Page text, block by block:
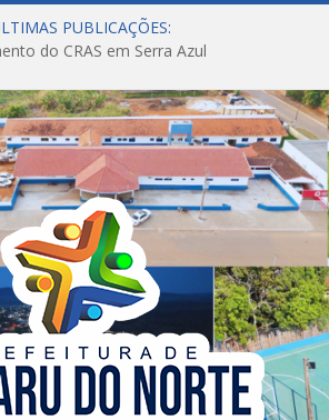
PUBLICAÇÕES:
do CRAS em Serra Azul